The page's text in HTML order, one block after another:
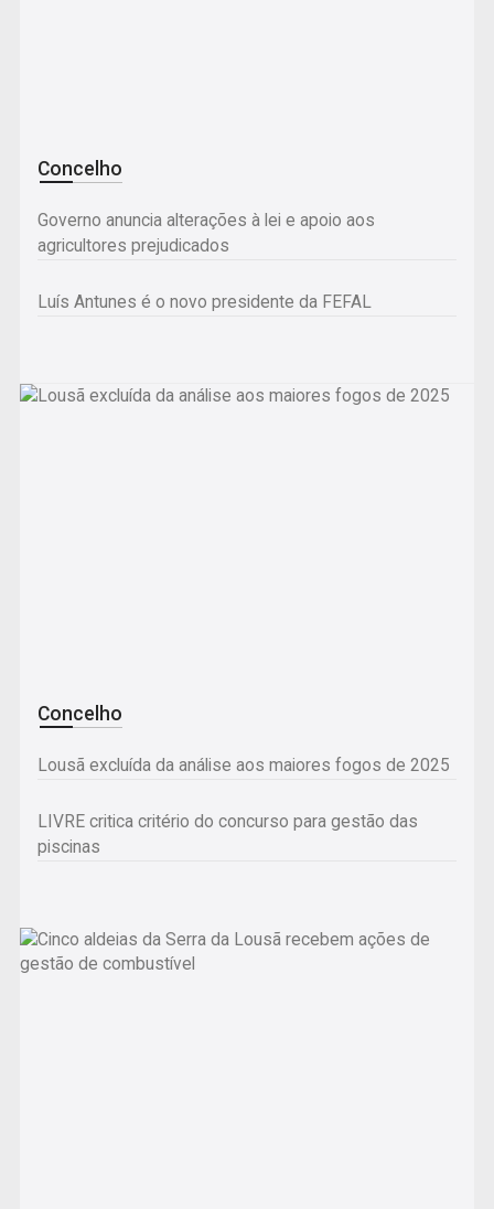
Concelho
Governo anuncia alterações à lei e apoio aos
agricultores prejudicados
Luís Antunes é o novo presidente da FEFAL
Concelho
Lousã excluída da análise aos maiores fogos de 2025
LIVRE critica critério do concurso para gestão das
piscinas